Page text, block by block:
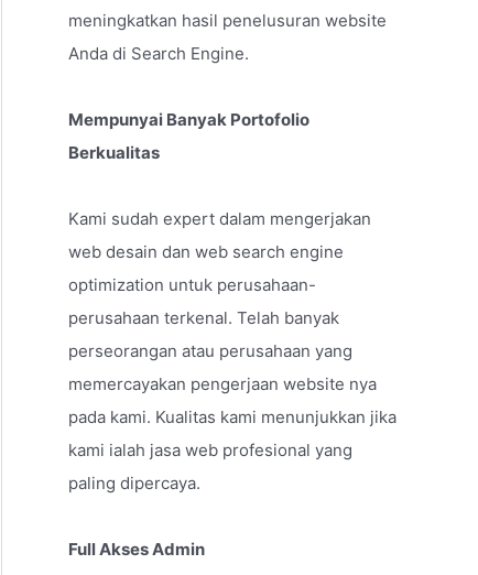
meningkatkan hasil penelusuran website
Anda di Search Engine.
Mempunyai Banyak Portofolio
Berkualitas
Kami sudah expert dalam mengerjakan
web desain dan web search engine
optimization untuk perusahaan-
perusahaan terkenal. Telah banyak
perseorangan atau perusahaan yang
memercayakan pengerjaan website nya
pada kami. Kualitas kami menunjukkan jika
kami ialah jasa web profesional yang
paling dipercaya.
Full Akses Admin